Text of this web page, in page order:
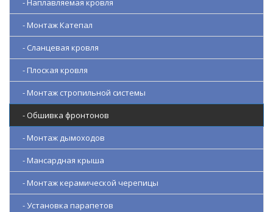
- Наплавляемая кровля
- Монтаж Катепал
- Сланцевая кровля
- Плоская кровля
- Монтаж стропильной системы
- Обшивка фронтонов
- Монтаж дымоходов
- Мансардная крыша
- Монтаж керамической черепицы
- Установка парапетов